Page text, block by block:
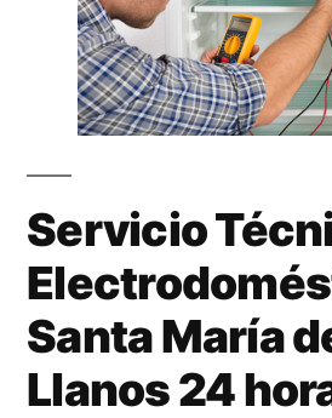
Servicio
Santa María
Llanos 24